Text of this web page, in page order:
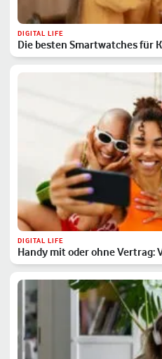
DIGITAL LIFE
Die besten Smartwatches für
DIGITAL LIFE
Handy mit oder ohne Vertrag: